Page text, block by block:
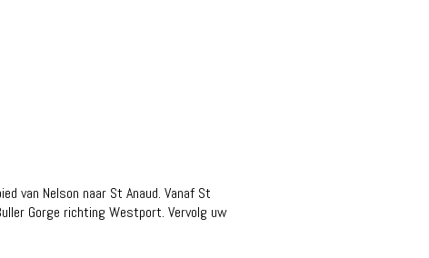
van Nelson naar St Anaud. Vanaf St
Gorge richting Westport. Vervolg uw